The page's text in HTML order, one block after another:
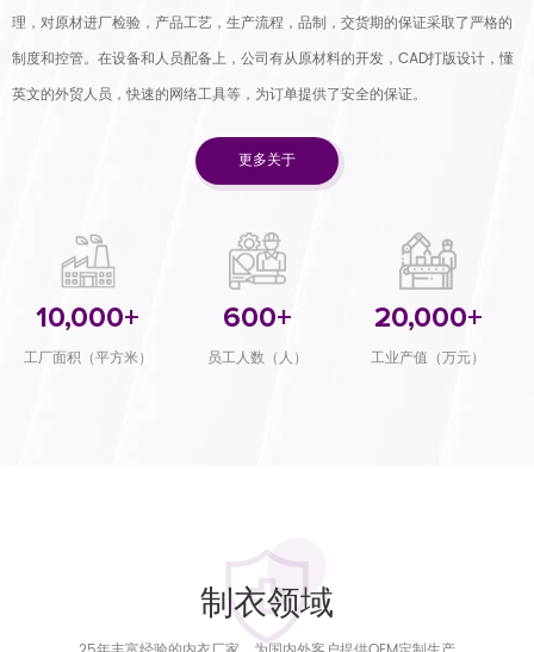
理，对原材进厂检验，产品工艺，生产流程，品制，交货期的保证采取了严格的
制度和控管。在设备和人员配备上，公司有从原材料的开发，CAD打版设计，懂
英文的外贸人员，快速的网络工具等，为订单提供了安全的保证。
更多关于
10,000+
工厂面积（平方米）
600+
员工人数（人）
20,000+
工业产值（万元）
制衣领域